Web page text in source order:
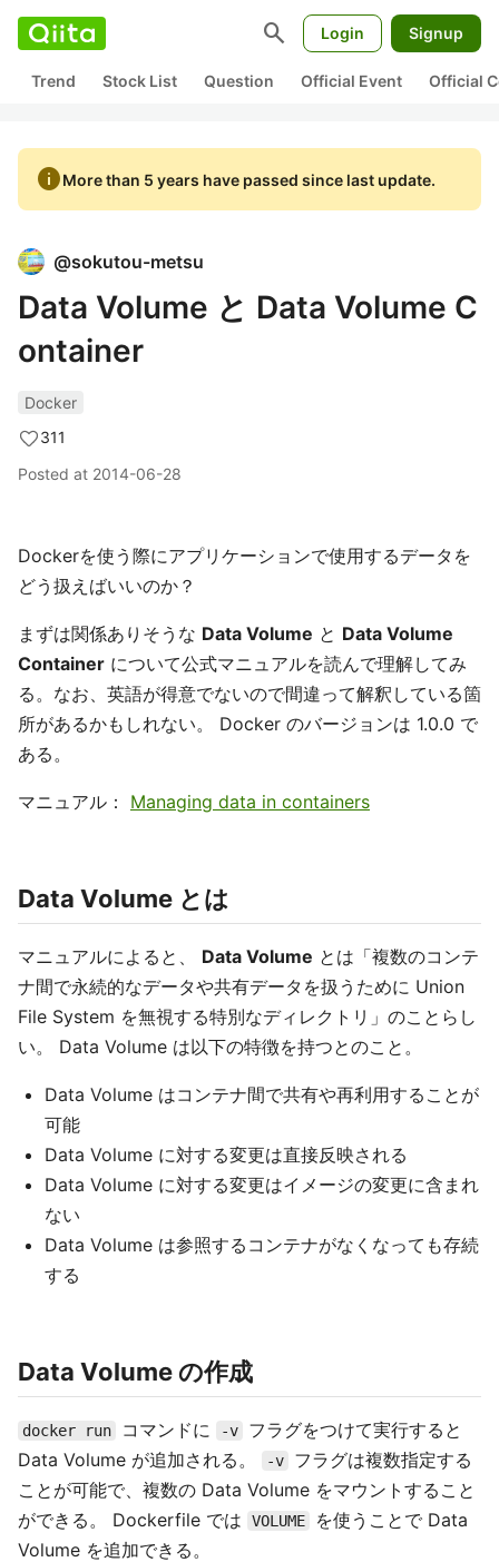
search Login Signup
Trend Stock List Question Official Event Official
infoMore than 5 years have passed since last update.
@sokutou-metsu
Data Volume と Data Volume C
ontainer
Docker
311
Posted at 2014-06-28
Dockerを使う際にアプリケーションで使用するデータを
どう扱えばいいのか？
まずは関係ありそうな Data Volume と Data Volume
Container について公式マニュアルを読んで理解してみ
る。なお、英語が得意でないので間違って解釈している箇
所があるかもしれない。 Docker のバージョンは 1.0.0 で
ある。
マニュアル： Managing data in containers
Data Volume とは
マニュアルによると、 Data Volume とは「複数のコンテ
ナ間で永続的なデータや共有データを扱うために Union
File System を無視する特別なディレクトリ」のことらし
い。 Data Volume は以下の特徴を持つとのこと。
Data Volume はコンテナ間で共有や再利用することが
可能
Data Volume に対する変更は直接反映される
Data Volume に対する変更はイメージの変更に含まれ
ない
Data Volume は参照するコンテナがなくなっても存続
する
Data Volume の作成
docker run コマンドに -v
フラグをつけて実行すると
Data Volume が追加される。
-v
フラグは複数指定する
ことが可能で、複数の Data Volume をマウントすること
ができる。 Dockerfile では
VOLUME
を使うことで Data
Volume を追加できる。